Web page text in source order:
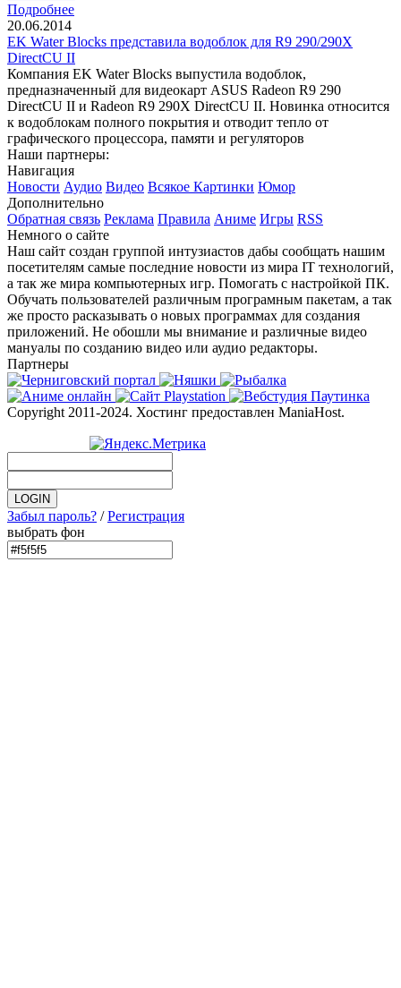
Подробнее
20.06.2014
EK Water Blocks представила водоблок для R9 290/290X
DirectCU II
Компания EK Water Blocks выпустила водоблок,
предназначенный для видеокарт ASUS Radeon R9 290
DirectCU II и Radeon R9 290X DirectCU II. Новинка относится
к водоблокам полного покрытия и отводит тепло от
графического процессора, памяти и регуляторов
Наши партнеры:
Навигация
Новости Аудио Видео Всякое Картинки Юмор
Дополнительно
Обратная связь Реклама Правила Аниме Игры RSS
Немного о сайте
Наш сайт создан группой интузиастов дабы сообщать нашим
посетителям самые последние новости из мира IT технологий,
а так же мира компьютерных игр. Помогать с настройкой ПК.
Обучать пользователей различным програмным пакетам, а так
же просто расказывать о новых программах для создания
приложений. Не обошли мы внимание и различные видео
мануалы по созданию видео или аудио редакторы.
Партнеры
Copyright 2011-2024. Хостинг предоставлен ManiaHost.
Забыл пароль? /Регистрация
выбрать фон